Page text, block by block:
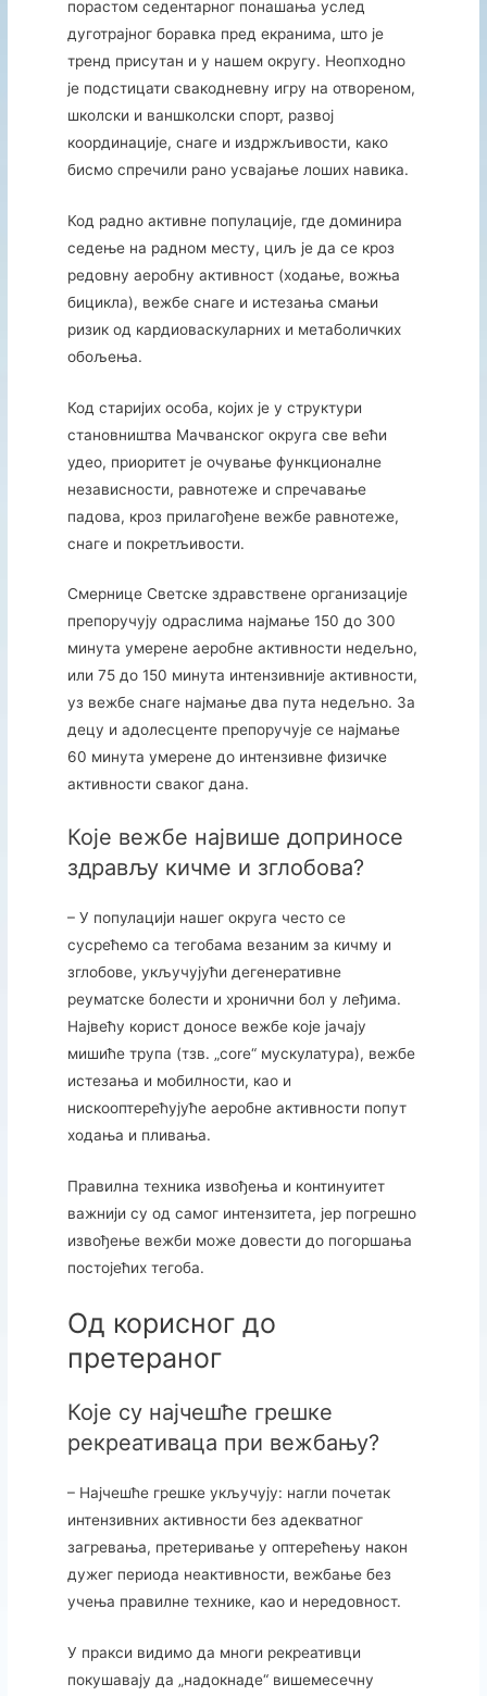
порастом седентарног понашања услед
дуготрајног боравка пред екранима, што је
тренд присутан и у нашем округу. Неопходно
је подстицати свакодневну игру на отвореном,
школски и ваншколски спорт, развој
координације, снаге и издржљивости, како
бисмо спречили рано усвајање лоших навика.
Код радно активне популације, где доминира
седење на радном месту, циљ је да се кроз
редовну аеробну активност (ходање, вожња
бицикла), вежбе снаге и истезања смањи
ризик од кардиоваскуларних и метаболичких
обољења.
Код старијих особа, којих је у структури
становништва Мачванског округа све већи
удео, приоритет је очување функционалне
независности, равнотеже и спречавање
падова, кроз прилагођене вежбе равнотеже,
снаге и покретљивости.
Смернице Светске здравствене организације
препоручују одраслима најмање 150 до 300
минута умерене аеробне активности недељно,
или 75 до 150 минута интензивније активности,
уз вежбе снаге најмање два пута недељно. За
децу и адолесценте препоручује се најмање
60 минута умерене до интензивне физичке
активности сваког дана.
Које вежбе највише доприносе
здрављу кичме и зглобова?
– У популацији нашег округа често се
сусрећемо са тегобама везаним за кичму и
зглобове, укључујући дегенеративне
реуматске болести и хронични бол у леђима.
Највећу корист доносе вежбе које јачају
мишиће трупа (тзв. „core“ мускулатура), вежбе
истезања и мобилности, као и
нискооптерећујуће аеробне активности попут
ходања и пливања.
Правилна техника извођења и континуитет
важнији су од самог интензитета, јер погрешно
извођење вежби може довести до погоршања
постојећих тегоба.
Од корисног до
претераног
Које су најчешће грешке
рекреативаца при вежбању?
– Најчешће грешке укључују: нагли почетак
интензивних активности без адекватног
загревања, претеривање у оптерећењу након
дужег периода неактивности, вежбање без
учења правилне технике, као и нередовност.
У пракси видимо да многи рекреативци
покушавају да „надокнаде“ вишемесечну